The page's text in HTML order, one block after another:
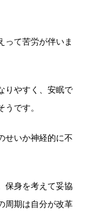
って苦労が伴いま
りやすく、安眠で
です。
せいか神経的に不
保身を考えて妥協
周期は自分が改革